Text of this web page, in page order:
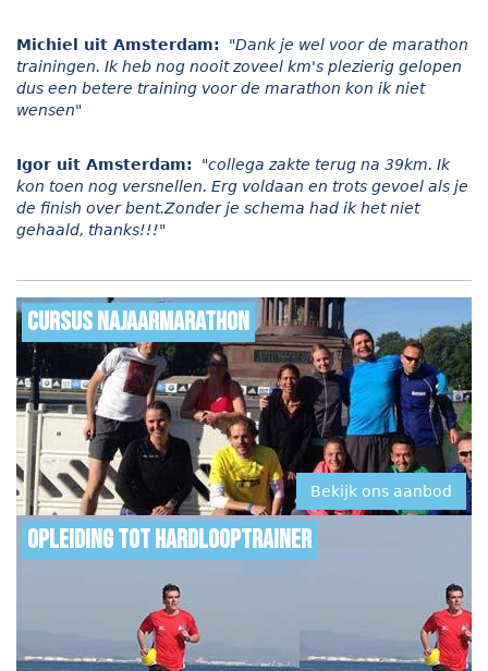
Michiel uit Amsterdam: "Dank je wel voor de marathon
trainingen. Ik heb nog nooit zoveel km's plezierig gelopen
dus een betere training voor de marathon kon ik niet
wensen"
Igor uit Amsterdam:
"collega zakte terug na 39km. Ik
kon toen nog versnellen. Erg voldaan en trots gevoel als je
de finish over bent.Zonder je schema had ik het niet
gehaald, thanks!!!"
Cursus najaarmarathon
Bekijk ons aanbod
Opleiding tot hardlooptrainer